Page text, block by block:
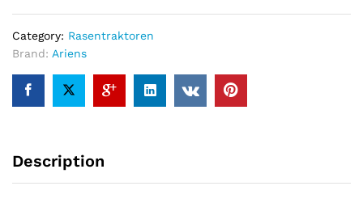
Category: Rasentraktoren
Brand: Ariens
Description